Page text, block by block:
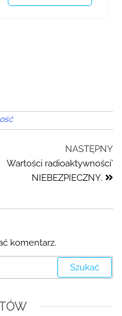
NASTĘPNY
Wartości radioaktywności’
NIEBEZPIECZNY.
komentarz.